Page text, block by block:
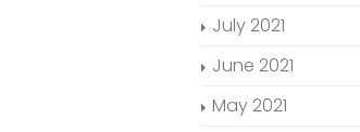
July 2021
June 2021
May 2021